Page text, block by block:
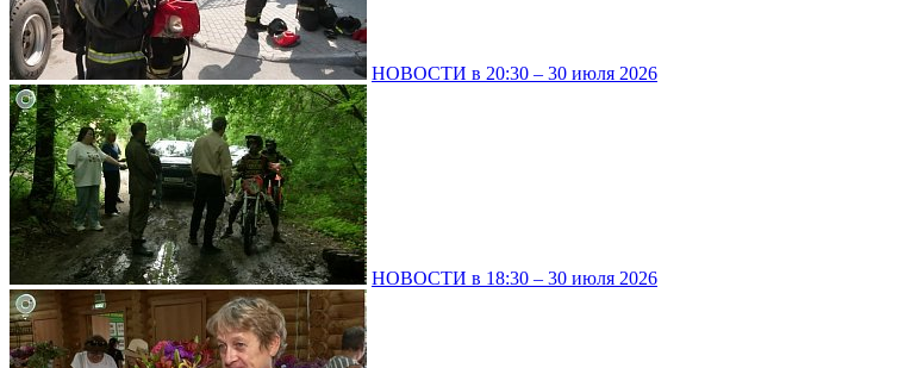
НОВОСТИ в 20:30 – 30 июля 2026
НОВОСТИ в 18:30 – 30 июля 2026